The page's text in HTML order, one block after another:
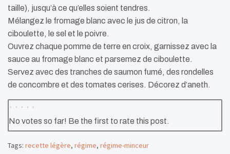
taille), jusqu’à ce qu’elles soient tendres.
Mélangez le fromage blanc avec le jus de citron, la
ciboulette, le sel et le poivre.
Ouvrez chaque pomme de terre en croix, garnissez avec la
sauce au fromage blanc et parsemez de ciboulette.
Servez avec des tranches de saumon fumé, des rondelles
de concombre et des tomates cerises. Décorez d’aneth.
No votes so far! Be the first to rate this post.
Tags: recette légère, régime, régime-minceur